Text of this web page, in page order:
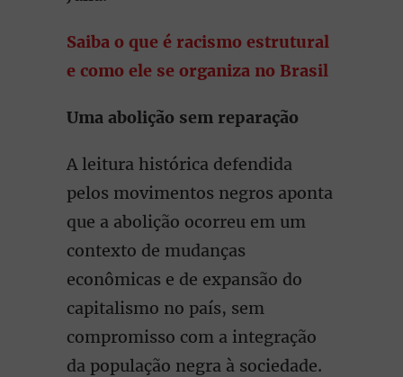
Saiba o que é racismo estrutural
e como ele se organiza no Brasil
Uma abolição sem reparação
A leitura histórica defendida
pelos movimentos negros aponta
que a abolição ocorreu em um
contexto de mudanças
econômicas e de expansão do
capitalismo no país, sem
compromisso com a integração
da população negra à sociedade.